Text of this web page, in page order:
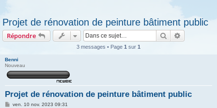
Projet de rénovation de peinture bâtiment public
Répondre Rechercher
3 messages • Page 1 sur 1
Benni
Nouveau
Projet de rénovation de peinture bâtiment public
Mven. 10 nov. 2023 09:31